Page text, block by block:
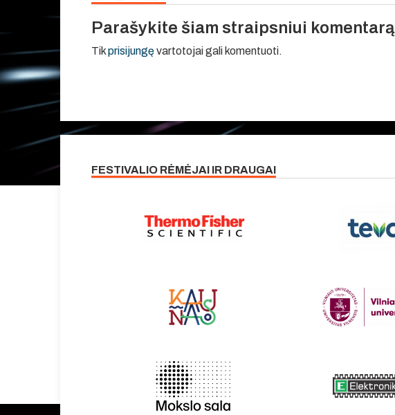
Parašykite šiam straipsniui komentarą
Tikprisijungęvartotojai gali komentuoti.
FESTIVALIO RĖMĖJAI IR DRAUGAI